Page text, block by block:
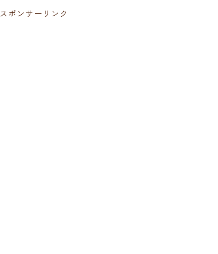
スポンサーリンク